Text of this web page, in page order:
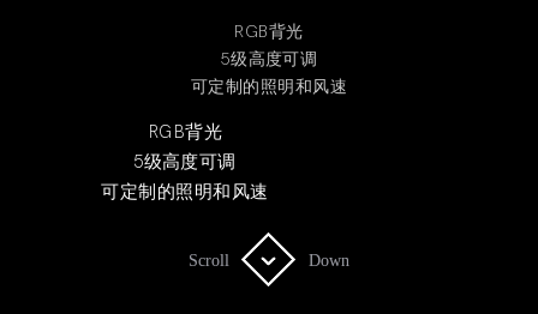
RGB背光
5级高度可调
可定制的照明和风速
RGB背光
5级高度可调
可定制的照明和风速
Scroll Down
Scroll Down